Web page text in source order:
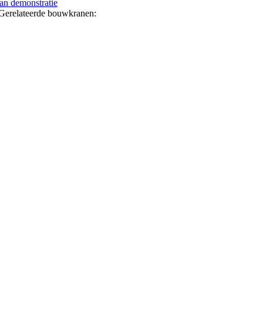
demonstratie
bouwkranen: